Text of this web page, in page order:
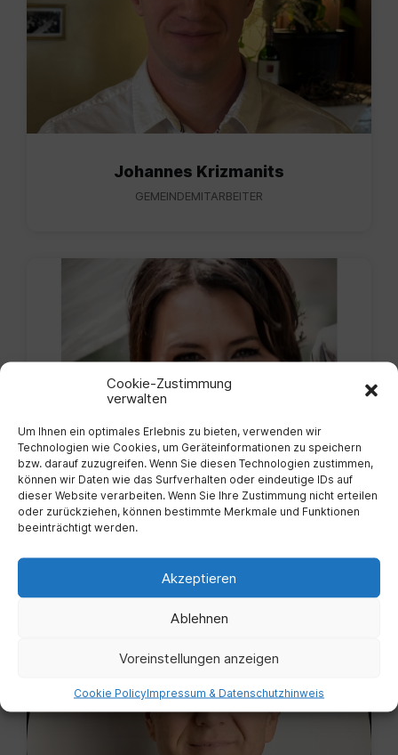
Cookie-Zustimmung
verwalten
Um Ihnen ein optimales Erlebnis zu bieten, verwenden wir
Technologien wie Cookies, um Geräteinformationen zu speichern
bzw. darauf zuzugreifen. Wenn Sie diesen Technologien zustimmen,
können wir Daten wie das Surfverhalten oder eindeutige IDs auf
dieser Website verarbeiten. Wenn Sie Ihre Zustimmung nicht erteilen
oder zurückziehen, können bestimmte Merkmale und Funktionen
beeinträchtigt werden.
Akzeptieren
Ablehnen
Voreinstellungen anzeigen
Cookie PolicyImpressum & Datenschutzhinweis
Johannes Krizmanits
GEMEINDEMITARBEITER
Mag. Beate Tadić
GEMEINDEMITARBEITERIN